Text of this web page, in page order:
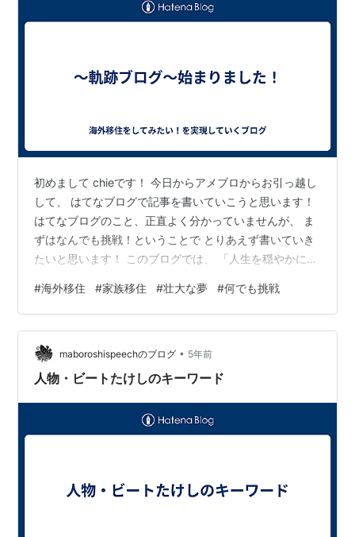
初めまして chieです！ 今日からアメブロからお引っ越し
して、 はてなブログで記事を書いていこうと思います！
はてなブログのこと、正直よく分かっていませんが、 ま
ずはなんでも挑戦！ということで とりあえず書いていき
たいと思います！ このブログでは、 「人生を穏やかに、
の、至って普通の3姉妹子持ち主婦が、 ある時を境に
「家族で海外移住したい！」と 壮大な夢を持ち、今まさ
にその夢に向かって 亀の歩みで進み出しているところで
す。 ・・・ そう！ まさにこれから！！ 「どのように家
族で海外移住を実現するのか？？」 を記録していくブロ
#海外移住 #家族移住 #壮大な夢 #何でも挑戦
maboroshispeechのブログ • 5年前
人物・ビートたけしのキーワード